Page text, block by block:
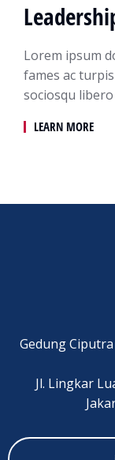
Lorem ipsum
fames ac
sociosqu
LEARN MORE
Gedung
Jl. Lingkar